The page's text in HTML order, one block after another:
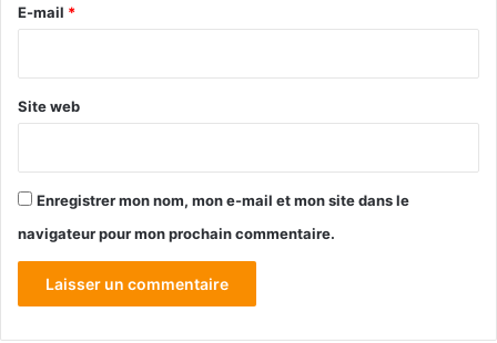
e
E-mail *
Site web
Enregistrer mon nom, mon e-mail et mon site dans le
navigateur pour mon prochain commentaire.